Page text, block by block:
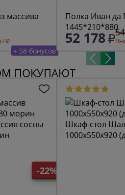
массива
+ 58 бонусов
Полка Иван
1445*210*880
52 178
ПОКУПАЮТ
-22%
сосны
Шкаф-стол
1000х550х920